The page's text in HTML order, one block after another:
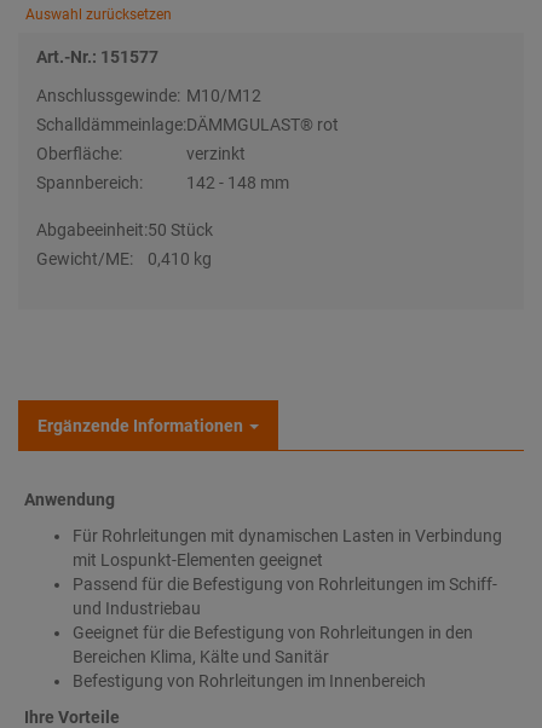
Auswahl zurücksetzen
Art.-Nr.: 151577
Anschlussgewinde: M10/M12
Schalldämmeinlage:DÄMMGULAST® rot
Oberfläche:
verzinkt
Spannbereich:
142 - 148 mm
Abgabeeinheit:50 Stück
Gewicht/ME:
0,410 kg
Ergänzende Informationen
Anwendung
Für Rohrleitungen mit dynamischen Lasten in Verbindung
mit Lospunkt-Elementen geeignet
Passend für die Befestigung von Rohrleitungen im Schiff-
und Industriebau
Geeignet für die Befestigung von Rohrleitungen in den
Bereichen Klima, Kälte und Sanitär
Befestigung von Rohrleitungen im Innenbereich
Ihre Vorteile